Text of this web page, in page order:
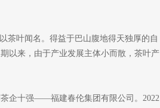
茶叶闻名。得益于巴山腹地得天独厚的自
以来，由于产业发展主体小而散，茶叶产
企十强——福建春伦集团有限公司。2022